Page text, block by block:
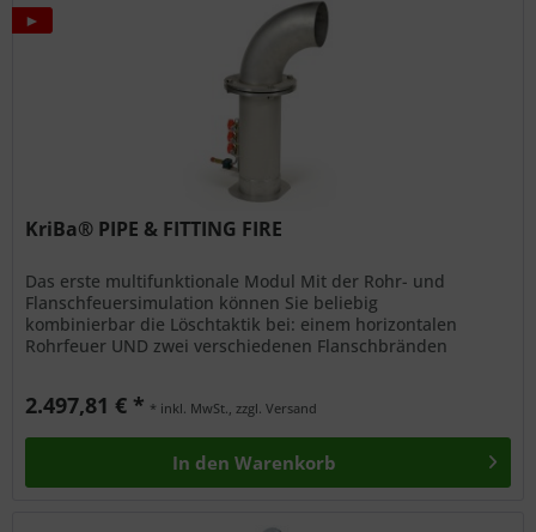
►
KriBa® PIPE & FITTING FIRE
Das erste multifunktionale Modul Mit der Rohr- und
Flanschfeuersimulation können Sie beliebig
kombinierbar die Löschtaktik bei: einem horizontalen
Rohrfeuer UND zwei verschiedenen Flanschbränden
2.497,81 € * * inkl. MwSt., zzgl. Versand
In den Warenkorb